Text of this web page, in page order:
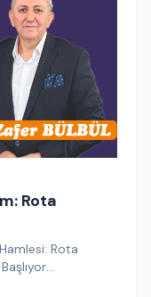
Rota
Rota
deneyime…